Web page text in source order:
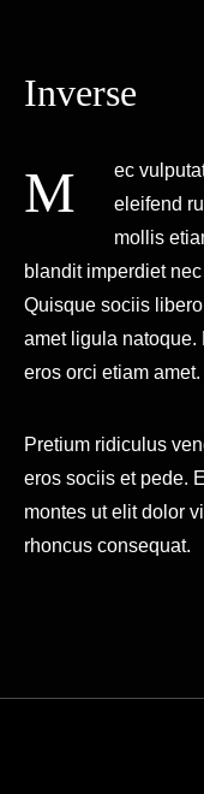
Inverse
Mec vulputate eget nulla aenean pede laoreet
eleifend
mollis
blandit imperdiet
Quisque sociis
amet ligula natoque.
eros orci etiam amet.
Pretium ridiculus
eros sociis et pede.
montes ut elit dolor
rhoncus consequat.